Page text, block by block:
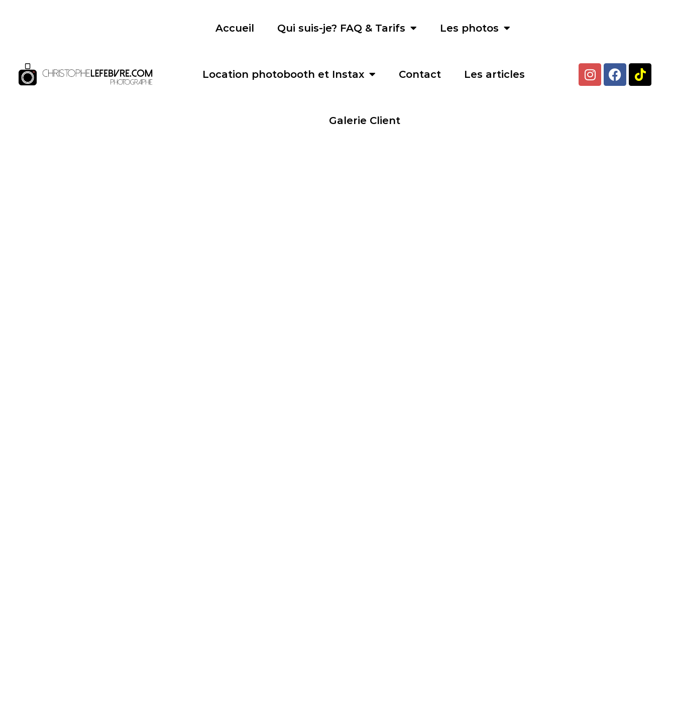
Accueil Qui suis-je? FAQ & Tarifs Les photos
Location photobooth et Instax Contact Les articles
Galerie Client